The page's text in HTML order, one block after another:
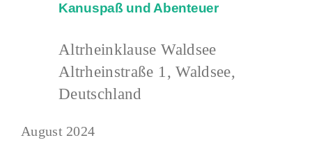
Kanuspaß und Abenteuer
Altrheinklause Waldsee
Altrheinstraße 1, Waldsee,
Deutschland
August 2024